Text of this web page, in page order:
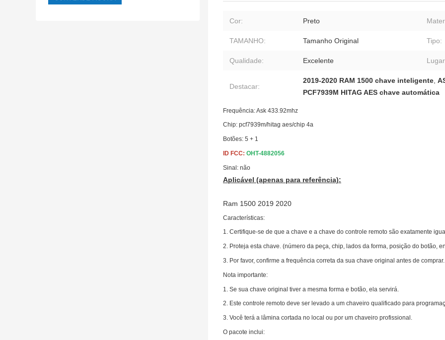
Cor: Preto
TAMANHO: Tamanho Original Tipo:
Qualidade: Excelente
Destacar:
2019-2020 RAM 1500 chave inteligente
PCF7939M HITAG AES chave automática
Frequência: Ask 433.92mhz
Chip: pcf7939m/hitag aes/chip 4a
Botões: 5 + 1
ID FCC: OHT-4882056
Sinal: não
Aplicável (apenas para referência):
Ram 1500 2019 2020
Características:
1. Certifique-se de que a chave e a chave do controle remoto são exatamente
2. Proteja esta chave. (número da peça, chip, lados da forma, posição do botão,
3. Por favor, confirme a frequência correta da sua chave original antes de comprar.
Nota importante:
1. Se sua chave original tiver a mesma forma e botão, ela servirá.
2. Este controle remoto deve ser levado a um chaveiro qualificado para
3. Você terá a lâmina cortada no local ou por um chaveiro profissional.
O pacote inclui: